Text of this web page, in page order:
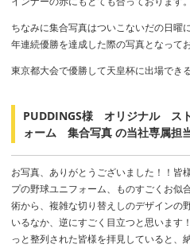
ちなみに集合写真はついこないだの日曜
年連続優勝を達成した際の写真となって
東京都大会で優勝して天皇杯に出場でき
PUDDINGS様 オリジナル ス
ォーム 集合写真 の当社専属担
お写真、ありがとうございました！！皆
プの野球ユニフォーム、ものすごくお似
術から、複雑な切り替えしのデザインの
いるなか、逆にすごく目立つと思います
っと整列された皆様を拝見していると、